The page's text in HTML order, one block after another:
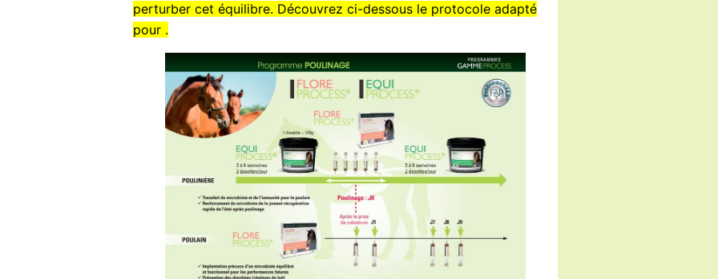
perturber cet équilibre. Découvrez ci-dessous le protocole adapté
pour .